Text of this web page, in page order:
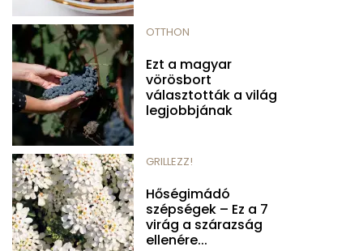
OTTHON
Ezt a magyar
vörösbort
választották a világ
legjobbjának
GRILLEZZ!
Hőségimádó
szépségek – Ez a 7
virág a szárazság
ellenére...